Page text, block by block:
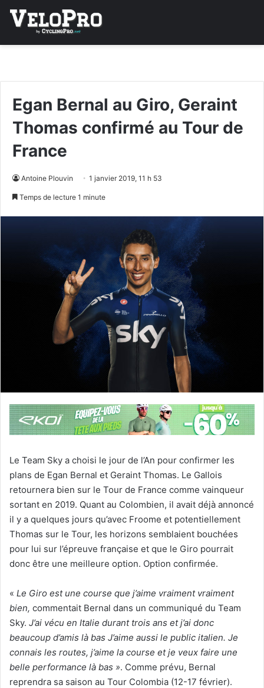
Egan Bernal au Giro, Geraint
Thomas confirmé au Tour de
France
Antoine Plouvin 1 janvier 2019, 11 h 53
Temps de lecture 1 minute
Le Team Sky a choisi le jour de l’An pour confirmer les
plans de Egan Bernal et Geraint Thomas. Le Gallois
retournera bien sur le Tour de France comme vainqueur
sortant en 2019. Quant au Colombien, il avait déjà annoncé
il y a quelques jours qu’avec Froome et potentiellement
Thomas sur le Tour, les horizons semblaient bouchées
pour lui sur l’épreuve française et que le Giro pourrait
donc être une meilleure option. Option confirmée.
« Le Giro est une course que j’aime vraiment vraiment
bien, commentait Bernal dans un communiqué du Team
Sky. J’ai vécu en Italie durant trois ans et j’ai donc
beaucoup d’amis là bas J’aime aussi le public italien. Je
connais les routes, j’aime la course et je veux faire une
belle performance là bas ». Comme prévu, Bernal
reprendra sa saison au Tour Colombia (12-17 février).